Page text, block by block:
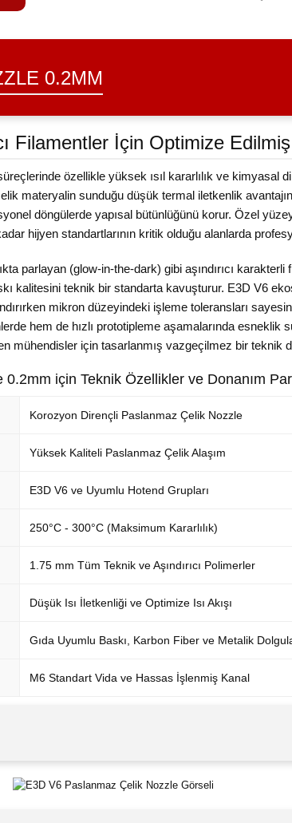
0.2MM
Filamentler İçin Optimize
özellikle yüksek ısıl kararlılık ve kimyasal
materyalin sunduğu düşük termal iletkenlik
döngülerde yapısal bütünlüğünü korur. Özel
hijyen standartlarının kritik olduğu alanlarda
parlayan (glow-in-the-dark) gibi aşındırıcı
kalitesini teknik bir standarta kavuşturur. E3D V6
mikron düzeyindeki işleme toleransları
hem de hızlı prototipleme aşamalarında esneklik
mühendisler için tasarlanmış vazgeçilmez bir teknik
0.2mm için Teknik Özellikler ve Donanım
Korozyon Dirençli Paslanmaz Çelik Nozzle
Yüksek Kaliteli Paslanmaz Çelik Alaşım
E3D V6 ve Uyumlu Hotend Grupları
250°C - 300°C (Maksimum Kararlılık)
1.75 mm Tüm Teknik ve Aşındırıcı Polimerler
Düşük Isı İletkenliği ve Optimize Isı Akışı
Gıda Uyumlu Baskı, Karbon Fiber ve Metalik
M6 Standart Vida ve Hassas İşlenmiş Kanal